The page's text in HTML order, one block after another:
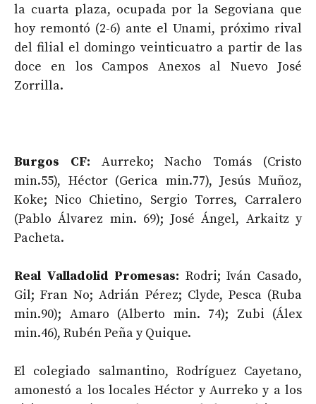
la cuarta plaza, ocupada por la Segoviana que
hoy remontó (2-6) ante el Unami, próximo rival
del filial el domingo veinticuatro a partir de las
doce en los Campos Anexos al Nuevo José
Zorrilla.
Burgos CF: Aurreko; Nacho Tomás (Cristo
min.55), Héctor (Gerica min.77), Jesús Muñoz,
Koke; Nico Chietino, Sergio Torres, Carralero
(Pablo Álvarez min. 69); José Ángel, Arkaitz y
Pacheta.
Real Valladolid Promesas: Rodri; Iván Casado,
Gil; Fran No; Adrián Pérez; Clyde, Pesca (Ruba
min.90); Amaro (Alberto min. 74); Zubi (Álex
min.46), Rubén Peña y Quique.
El colegiado salmantino, Rodríguez Cayetano,
amonestó a los locales Héctor y Aurreko y a los